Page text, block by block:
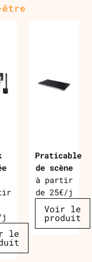
être
j
le
Praticable
de scène
à partir
de 25€/j
Voir le
produit